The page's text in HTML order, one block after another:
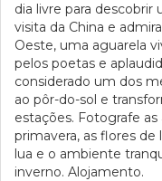
dia livre para
visita da China e
Oeste, uma aguarela
pelos poetas e
considerado um dos
ao pôr-do-sol e
estações. Fotografe
primavera, as flores
lua e o ambiente
inverno. Alojamento.